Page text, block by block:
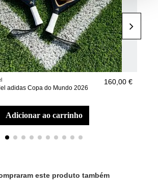
adidas Copa do Mundo 2026
160,00 €
adicionar ao carrinho
este produto também